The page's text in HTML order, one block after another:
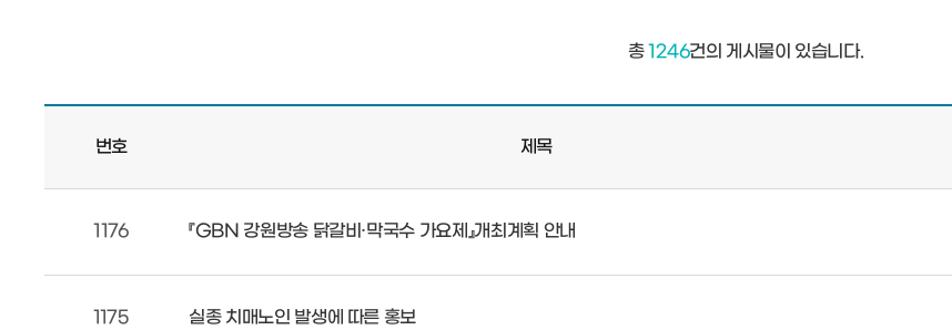
총1246건의 게시물이 있습니다.
번호 제목
1176 『GBN 강원방송 닭갈비·막국수 가요제』개최계획 안내
1175 실종 치매노인 발생에 따른 홍보